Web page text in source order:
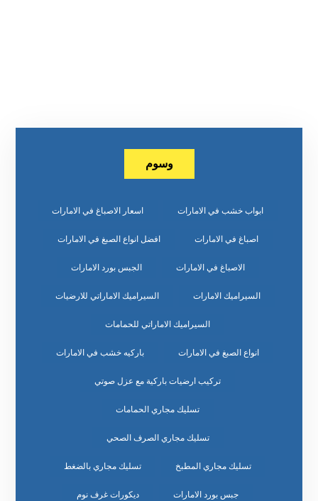
وسوم
ابواب خشب في الامارات اسعار الاصباغ في الامارات
اصباغ في الامارات افضل انواع الصبغ في الامارات
الاصباغ في الامارات الجبس بورد الامارات
السيراميك الامارات السيراميك الاماراتي للارضيات
السيراميك الاماراتي للحمامات
انواع الصبغ في الامارات باركيه خشب في الامارات
تركيب ارضيات باركية مع عزل صوتي
تسليك مجاري الحمامات
تسليك مجاري الصرف الصحي
تسليك مجاري المطبخ تسليك مجاري بالضغط
جبس بورد الامارات ديكورات غرف نوم